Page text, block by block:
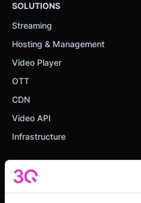
SOLUTIONS
Streaming
Hosting & Management
Video Player
OTT
CDN
Video API
Infrastructure
RESOURCES
Customer Stories